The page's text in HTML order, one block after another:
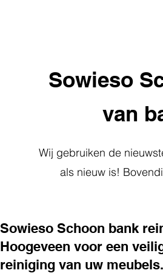
Sowieso
van
Wij gebruiken de
als nieuw is!
Sowieso Schoon bank
Hoogeveen voor een
reiniging van uw meubels.